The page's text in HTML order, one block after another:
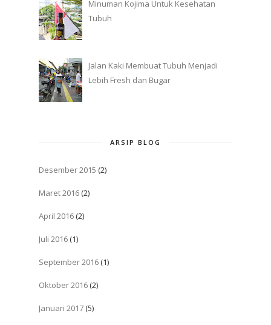
Minuman Kojima Untuk Kesehatan
Tubuh
Jalan Kaki Membuat Tubuh Menjadi
Lebih Fresh dan Bugar
ARSIP BLOG
Desember 2015 (2)
Maret 2016 (2)
April 2016 (2)
Juli 2016 (1)
September 2016 (1)
Oktober 2016 (2)
Januari 2017 (5)